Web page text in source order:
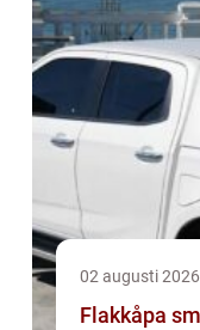
02 augusti 2026
Flakkåpa smart skydd och extra